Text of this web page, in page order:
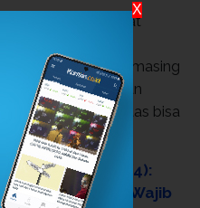
bagi masyarakat
jika sudah
di daerah masing-masing
Semarang dan
berbagai aktivitas bisa
cuaca.
Hari Selasa (14/4):
Wilayah yang Wajib
X